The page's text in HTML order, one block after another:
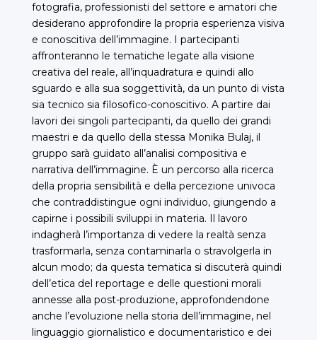
fotografia, professionisti del settore e amatori che
desiderano approfondire la propria esperienza visiva
e conoscitiva dell’immagine. I partecipanti
affronteranno le tematiche legate alla visione
creativa del reale, all’inquadratura e quindi allo
sguardo e alla sua soggettività, da un punto di vista
sia tecnico sia filosofico-conoscitivo. A partire dai
lavori dei singoli partecipanti, da quello dei grandi
maestri e da quello della stessa Monika Bulaj, il
gruppo sarà guidato all’analisi compositiva e
narrativa dell’immagine. È un percorso alla ricerca
della propria sensibilità e della percezione univoca
che contraddistingue ogni individuo, giungendo a
capirne i possibili sviluppi in materia. Il lavoro
indagherà l’importanza di vedere la realtà senza
trasformarla, senza contaminarla o stravolgerla in
alcun modo; da questa tematica si discuterà quindi
dell’etica del reportage e delle questioni morali
annesse alla post-produzione, approfondendone
anche l’evoluzione nella storia dell’immagine, nel
linguaggio giornalistico e documentaristico e dei